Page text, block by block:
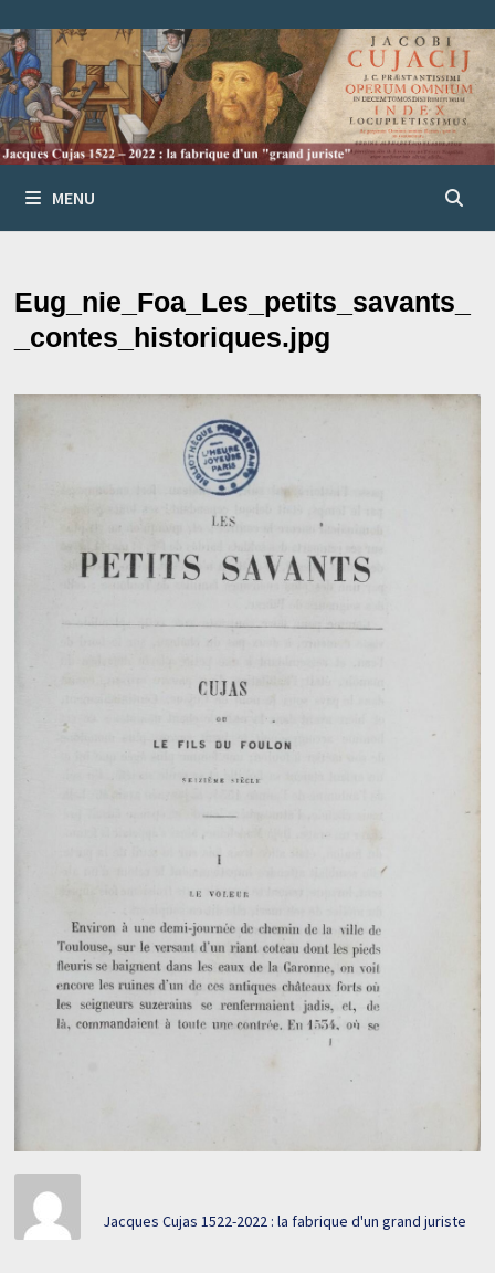
au
contenu
MENU
Eug_nie_Foa_Les_petits_savants_
_contes_historiques.jpg
Jacques Cujas 1522-2022 : la fabrique d'un grand juriste